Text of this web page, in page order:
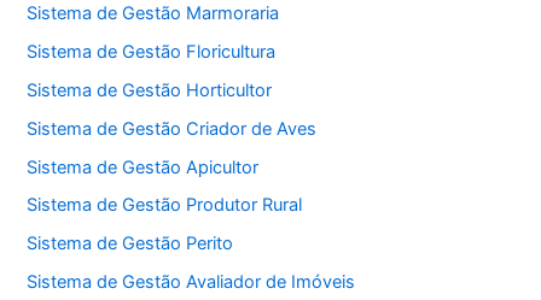
Sistema de Gestão Marmoraria
Sistema de Gestão Floricultura
Sistema de Gestão Horticultor
Sistema de Gestão Criador de Aves
Sistema de Gestão Apicultor
Sistema de Gestão Produtor Rural
Sistema de Gestão Perito
Sistema de Gestão Avaliador de Imóveis